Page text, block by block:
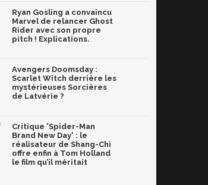
Ryan Gosling a convaincu
Marvel de relancer Ghost
Rider avec son propre
pitch ! Explications.
Avengers Doomsday :
Scarlet Witch derrière les
mystérieuses Sorcières
de Latvérie ?
Critique 'Spider-Man
Brand New Day' : le
réalisateur de Shang-Chi
offre enfin à Tom Holland
le film qu’il méritait